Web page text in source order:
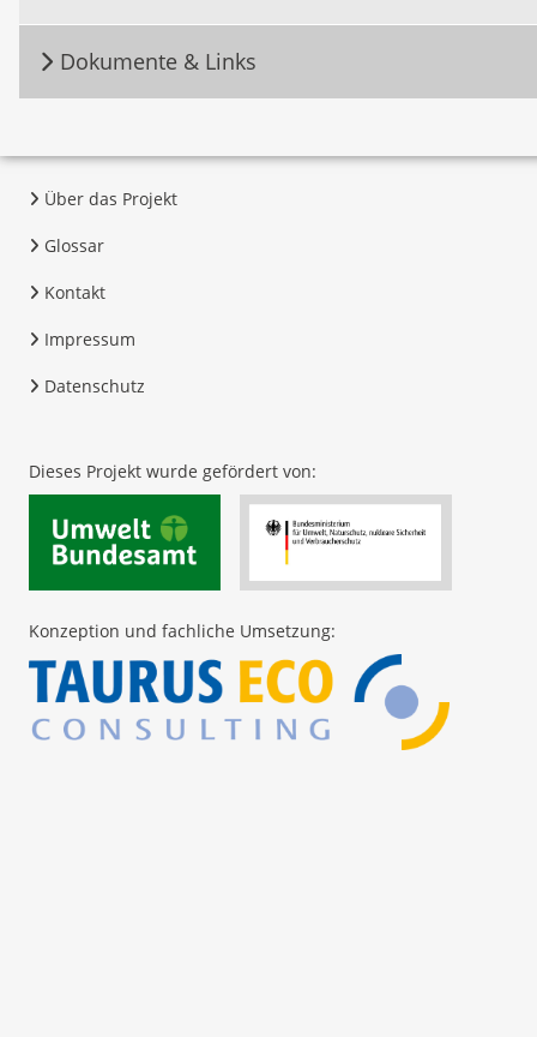
Dokumente & Links
Über das Projekt
Glossar
Kontakt
Impressum
Datenschutz
Dieses Projekt wurde gefördert von:
Konzeption und fachliche Umsetzung: